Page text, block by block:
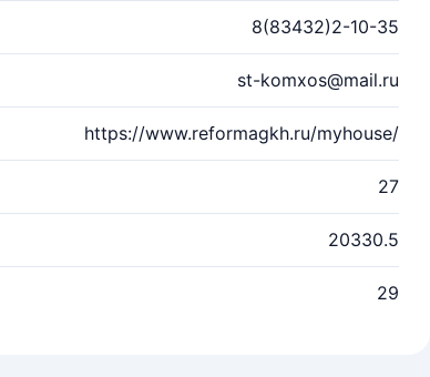
8(83432)2-10-35
st-komxos@mail.ru
https://www.reformagkh.ru/myhouse/
27
20330.5
29